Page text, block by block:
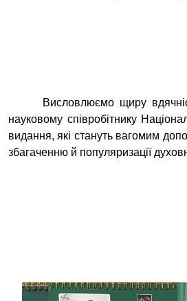
Висловлюємо щиру
науковому співробітнику
видання, які стануть вагомим
збагаченню й популяризації